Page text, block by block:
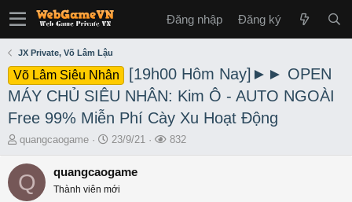
Đăng nhập Đăng ký
JX Private, Võ Lâm Lậu
Võ Lâm Siêu Nhân
[19h00 Hôm Nay]►► OPEN
MÁY CHỦ SIÊU NHÂN: Kim Ô - AUTO NGOÀI
Free 99% Miễn Phí Cày Xu Hoạt Động
T
r
e
quangcaogame
S
a
r
t
23/9/21
L
832
Q quangcaogame
Thành viên mới